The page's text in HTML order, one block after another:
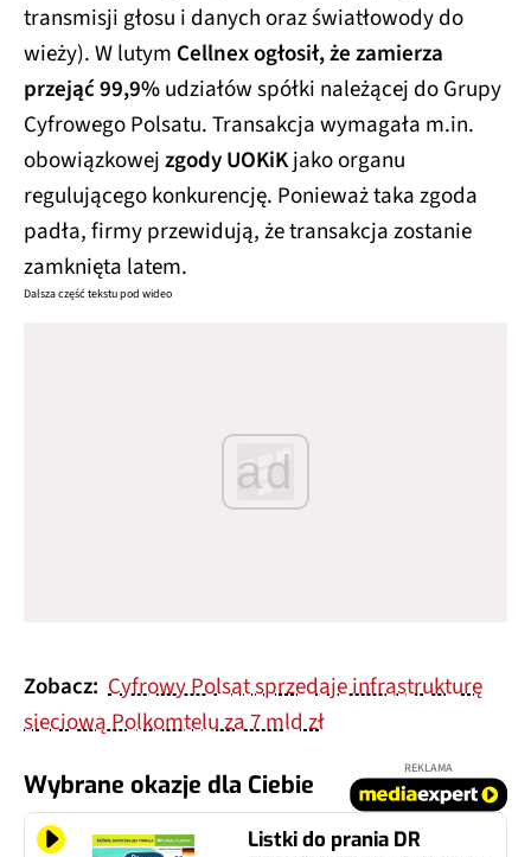
transmisji głosu i danych oraz światłowody do
wieży). W lutym Cellnex ogłosił, że zamierza
przejąć 99,9%udziałów spółki należącej do Grupy
Cyfrowego Polsatu. Transakcja wymagała m.in.
obowiązkowejzgody UOKiKjako organu
regulującego konkurencję. Ponieważ taka zgoda
padła, firmy przewidują, że transakcja zostanie
zamknięta latem.
Dalsza część tekstu pod wideo
ad
Zobacz: Cyfrowy Polsat sprzedaje infrastrukturę
sieciową Polkomtelu za 7 mld zł
Wybrane okazje dla Ciebie
REKLAMA
Listki do prania DR